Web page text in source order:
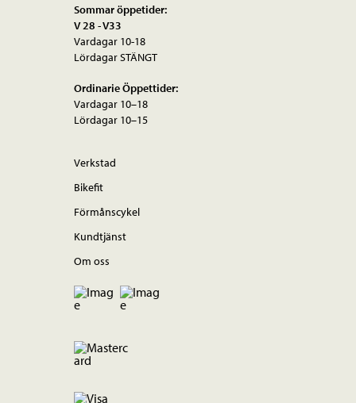
Sommar öppetider:
V 28 - V33
Vardagar 10-18
Lördagar STÄNGT
Ordinarie Öppettider:
Vardagar 10–18
Lördagar 10–15
Verkstad
Bikefit
Förmånscykel
Kundtjänst
Om oss